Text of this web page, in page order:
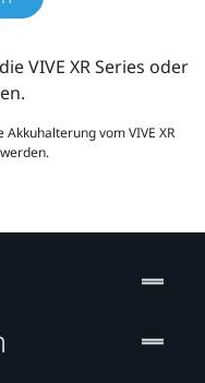
VIVE XR Series oder
Akkuhalterung vom VIVE XR